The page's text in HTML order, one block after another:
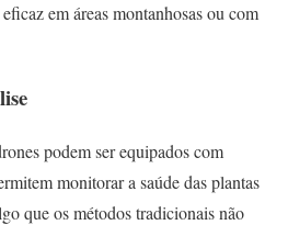
em áreas montanhosas ou com
podem ser equipados com
monitorar a saúde das plantas
que os métodos tradicionais não